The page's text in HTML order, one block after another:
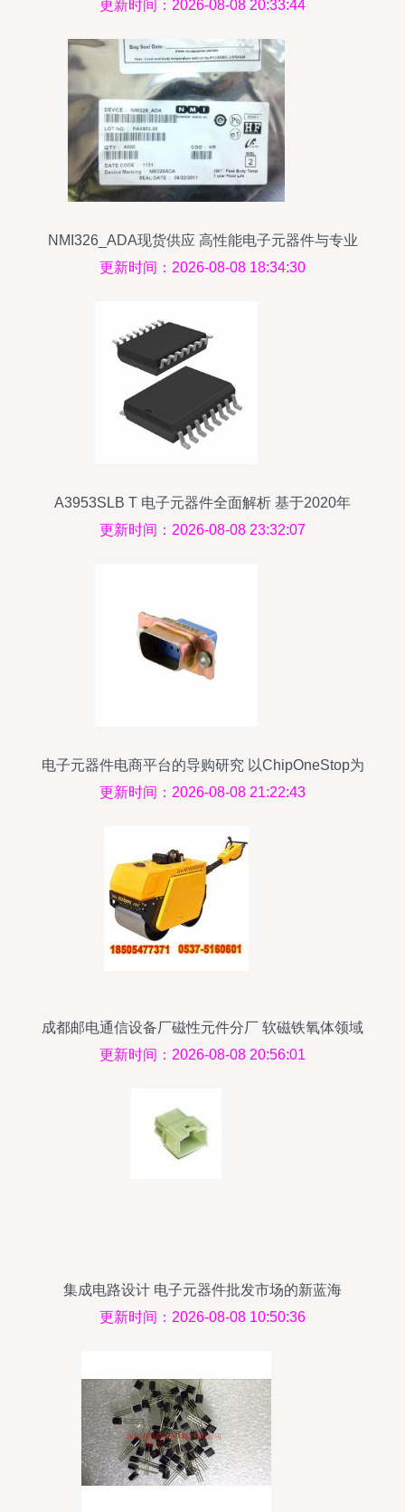
更新时间：2026-08-08 20:33:44
NMI326_ADA现货供应 高性能电子元器件与专业
批发服务
更新时间：2026-08-08 18:34:30
A3953SLB T 电子元器件全面解析 基于2020年
Datasheet的参数、价格与货源信息
更新时间：2026-08-08 23:32:07
电子元器件电商平台的导购研究 以ChipOneStop为
例
更新时间：2026-08-08 21:22:43
成都邮电通信设备厂磁性元件分厂 软磁铁氧体领域
的专业支柱
更新时间：2026-08-08 20:56:01
集成电路设计 电子元器件批发市场的新蓝海
更新时间：2026-08-08 10:50:36